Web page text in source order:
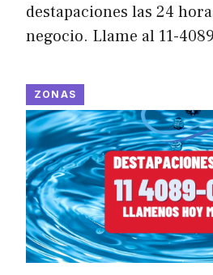
destapaciones las 24
negocio. Llame al 11-
ZONAS